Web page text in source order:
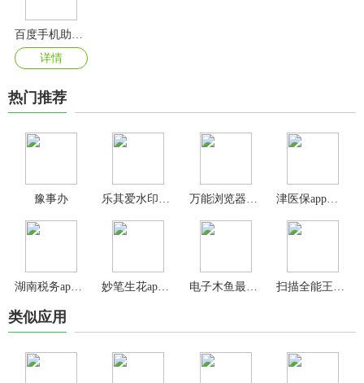
详情
热门推荐
豫事办
湖南税务app官方版 妙笔生花app官方版 电子木鱼最新版 扫描全能王免费版
类似应用